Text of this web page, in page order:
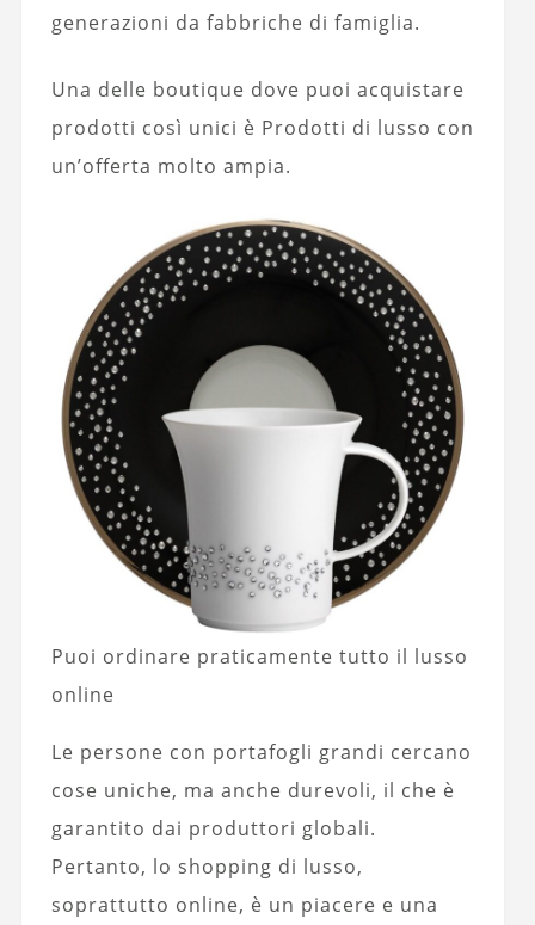
generazioni da fabbriche di famiglia.
Una delle boutique dove puoi acquistare
prodotti così unici è Prodotti di lusso con
un’offerta molto ampia.
Puoi ordinare praticamente tutto il lusso
online
Le persone con portafogli grandi cercano
cose uniche, ma anche durevoli, il che è
garantito dai produttori globali.
Pertanto, lo shopping di lusso,
soprattutto online, è un piacere e una